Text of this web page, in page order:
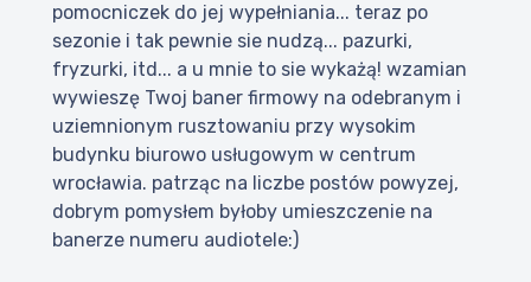
pomocniczek do jej wypełniania... teraz po
sezonie i tak pewnie sie nudzą... pazurki,
fryzurki, itd... a u mnie to sie wykażą! wzamian
wywieszę Twoj baner firmowy na odebranym i
uziemnionym rusztowaniu przy wysokim
budynku biurowo usługowym w centrum
wrocławia. patrząc na liczbe postów powyzej,
dobrym pomysłem byłoby umieszczenie na
banerze numeru audiotele:)